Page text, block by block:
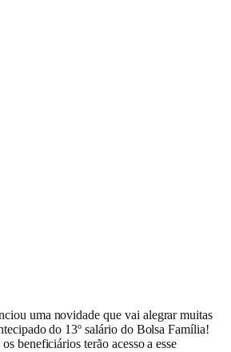
uma novidade que vai alegrar muitas
do 13º salário do Bolsa Família!
beneficiários terão acesso a esse